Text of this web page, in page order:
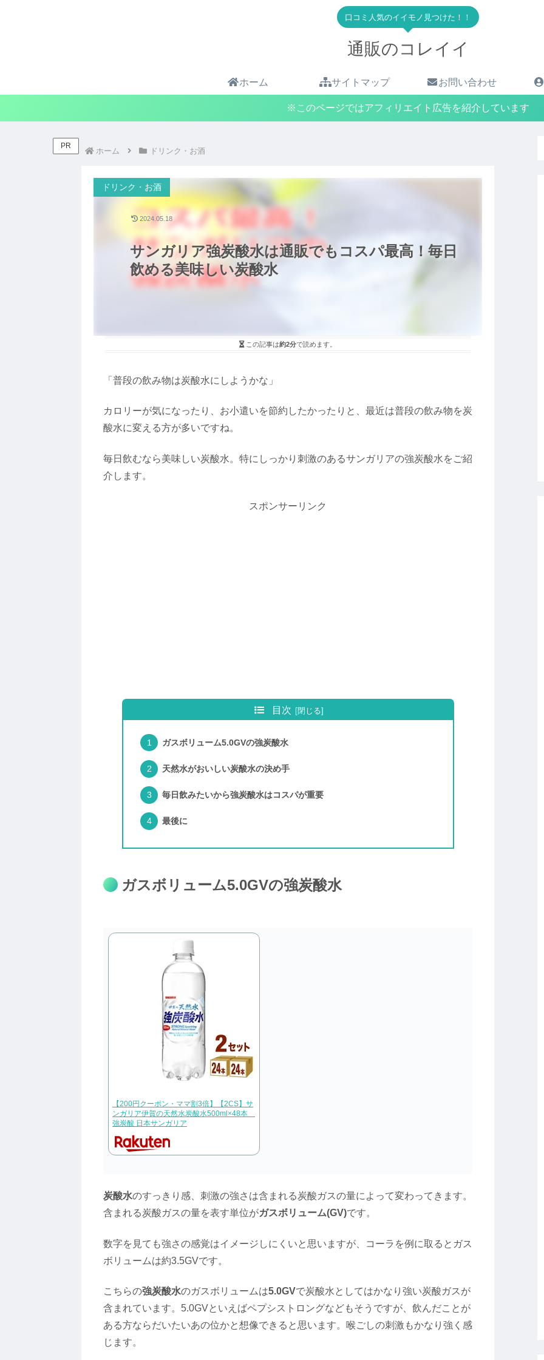
口コミ人気のイイモノ見つけた！！
通販のコレイイ
ホーム サイトマップ お問い合わせ
※このページではアフィリエイト広告を紹介しています
PR
ホーム ドリンク・お酒
サンガリア強炭酸水は通販でもコスパ最高！毎日
飲める美味しい炭酸水
ドリンク・お酒
2024.05.18
この記事は約2分で読めます。
「普段の飲み物は炭酸水にしようかな」
カロリーが気になったり、お小遣いを節約したかったりと、最近は普段の飲み物を炭
酸水に変える方が多いですね。
毎日飲むなら美味しい炭酸水。特にしっかり刺激のあるサンガリアの強炭酸水をご紹
介します。
スポンサーリンク
目次
ガスボリューム5.0GVの強炭酸水
天然水がおいしい炭酸水の決め手
毎日飲みたいから強炭酸水はコスパが重要
最後に
ガスボリューム5.0GVの強炭酸水
【200円クーポン・ママ割3倍】【2CS】サ
ンガリア伊賀の天然水炭酸水500ml×48本
強炭酸 日本サンガリア
炭酸水のすっきり感、刺激の強さは含まれる炭酸ガスの量によって変わってきます。
含まれる炭酸ガスの量を表す単位がガスボリューム(GV)です。
数字を見ても強さの感覚はイメージしにくいと思いますが、コーラを例に取るとガス
ボリュームは約3.5GVです。
こちらの強炭酸水のガスボリュームは5.0GVで炭酸水としてはかなり強い炭酸ガスが
含まれています。5.0GVといえばペプシストロングなどもそうですが、飲んだことが
ある方ならだいたいあの位かと想像できると思います。喉ごしの刺激もかなり強く感
じます。